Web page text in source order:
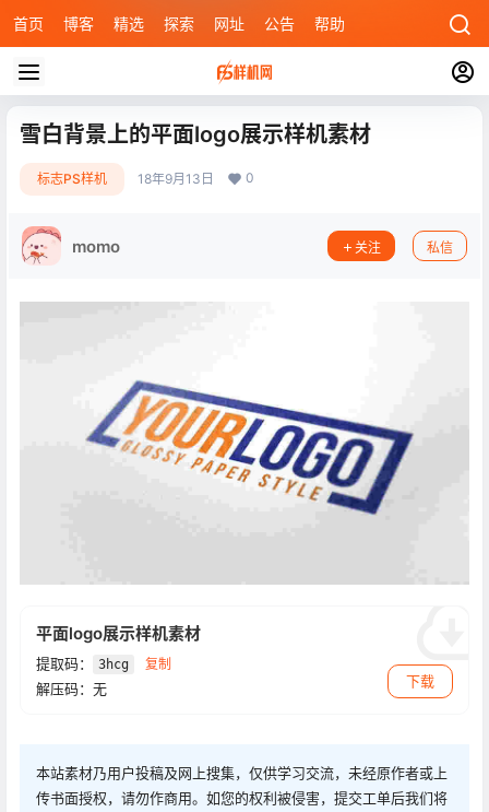
首页 博客 精选 探索 网址 公告 帮助
雪白背景上的平面logo展示样机素材
标志PS样机 18年9月13日 0
momo 关注 私信
平面logo展示样机素材
提取码： 3hcg 复制
解压码：无 下载
本站素材乃用户投稿及网上搜集，仅供学习交流，未经原作者或上
传书面授权，请勿作商用。如您的权利被侵害，提交工单后我们将